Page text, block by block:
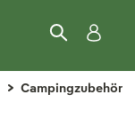
Campingzubehör